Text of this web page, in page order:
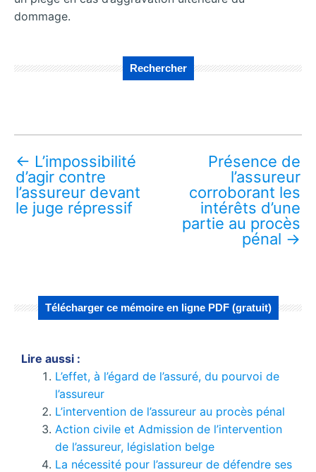
dommage.
Rechercher
← L’impossibilité
d’agir contre
l’assureur devant
le juge répressif
Présence de
l’assureur
corroborant les
intérêts d’une
partie au procès
pénal →
Télécharger ce mémoire en ligne PDF (gratuit)
Lire aussi :
L’effet, à l’égard de l’assuré, du pourvoi de
l’assureur
L’intervention de l’assureur au procès pénal
Action civile et Admission de l’intervention
de l’assureur, législation belge
La nécessité pour l’assureur de défendre ses